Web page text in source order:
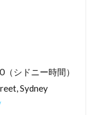
シドニー時間）
Sydney